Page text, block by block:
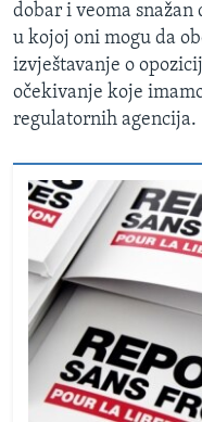
dobar i veoma
u kojoj oni mogu da
izvještavanje o
očekivanje koje
regulatornih agencija.